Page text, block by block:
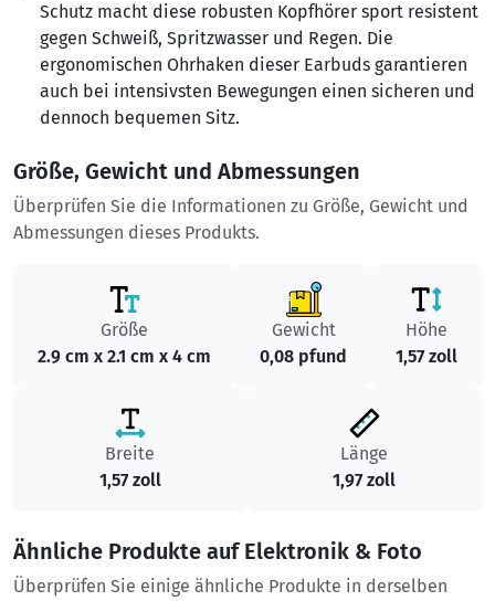
Schutz macht diese robusten Kopfhörer sport resistent
gegen Schweiß, Spritzwasser und Regen. Die
ergonomischen Ohrhaken dieser Earbuds garantieren
auch bei intensivsten Bewegungen einen sicheren und
dennoch bequemen Sitz.
Größe, Gewicht und Abmessungen
Überprüfen Sie die Informationen zu Größe, Gewicht und
Abmessungen dieses Produkts.
Größe
2.9 cm x 2.1 cm x 4 cm
Gewicht
0,08 pfund
Höhe
1,57 zoll
Breite
1,57 zoll
Länge
1,97 zoll
Ähnliche Produkte auf Elektronik & Foto
Überprüfen Sie einige ähnliche Produkte in derselben